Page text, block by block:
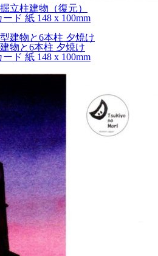
立柱建物（復元）
ド 紙 148 x 100mm
物と6本柱 夕焼け
ド 紙 148 x 100mm